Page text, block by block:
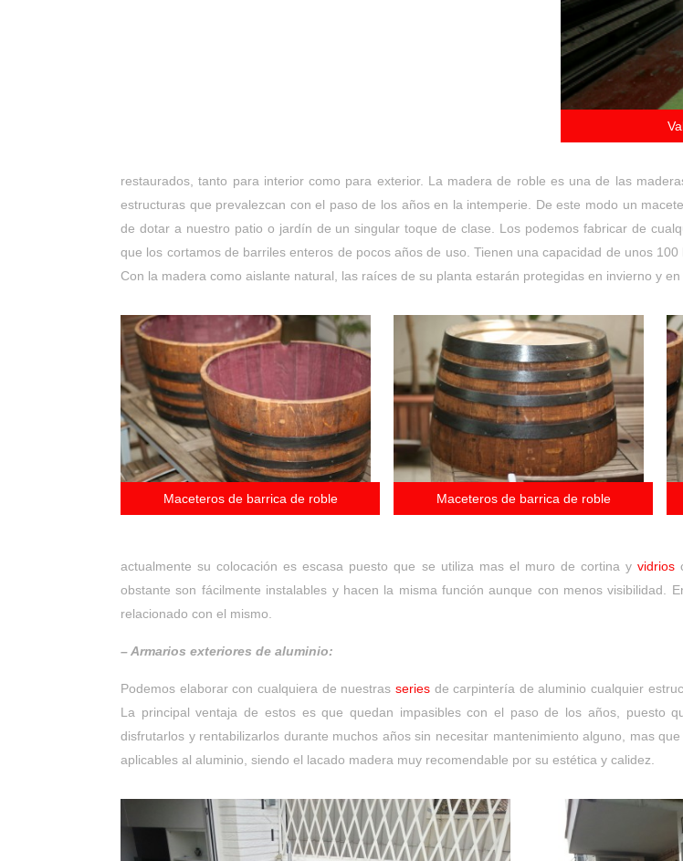
restaurados, tanto para interior como para exterior. La madera de roble es una de las
estructuras que prevalezcan con el paso de los años en la intemperie. De este modo un
de dotar a nuestro patio o jardín de un singular toque de clase. Los podemos fabricar de
que los cortamos de barriles enteros de pocos años de uso. Tienen una capacidad de unos
Con la madera como aislante natural, las raíces de su planta estarán protegidas en invierno y en
Maceteros de barrica de roble Maceteros de barrica de roble
actualmente su colocación es escasa puesto que se utiliza mas el muro de cortina yvidrios
obstante son fácilmente instalables y hacen la misma función aunque con menos visibilidad.
relacionado con el mismo.
– Armarios exteriores de aluminio:
Podemos elaborar con cualquiera de nuestras series de carpintería de aluminio cualquier
La principal ventaja de estos es que quedan impasibles con el paso de los años, puesto
disfrutarlos y rentabilizarlos durante muchos años sin necesitar mantenimiento alguno, mas
aplicables al aluminio, siendo el lacado madera muy recomendable por su estética y calidez.